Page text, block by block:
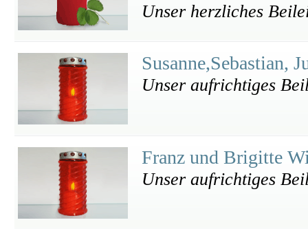
Unser herzliches
Susanne,Sebastian,
Unser aufrichtiges
Franz und Brigitte
Unser aufrichtiges